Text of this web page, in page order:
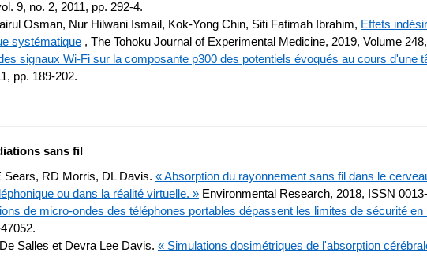
9, no. 2, 2011, pp. 292-4.
Osman, Nur Hilwani Ismail, Kok-Yong Chin, Siti Fatimah Ibrahim, Effets
systématique , The Tohoku Journal of Experimental Medicine, 2019, Volume
signaux Wi-Fi sur la composante p300 des potentiels évoqués au cours d'une
pp. 189-202.
sans fil
Sears, RD Morris, DL Davis. « Absorption du rayonnement sans fil dans le
ou dans la réalité virtuelle. » Environmental Research, 2018, ISSN
de micro-ondes des téléphones portables dépassent les limites de sécurité
Salles et Devra Lee Davis. « Simulations dosimétriques de l'absorption